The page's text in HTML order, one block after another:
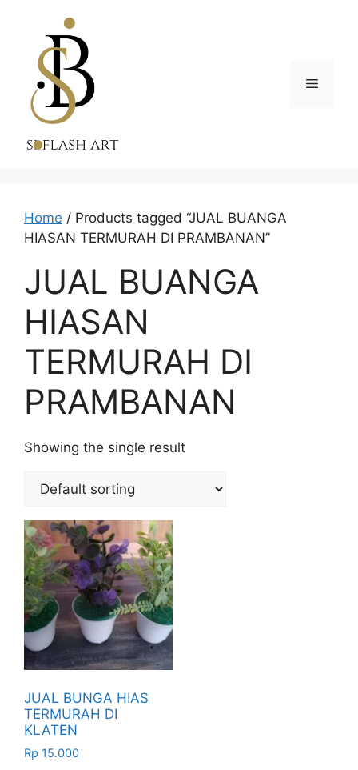
content
Menu
Home / Products tagged “JUAL BUANGA
HIASAN TERMURAH DI PRAMBANAN”
JUAL BUANGA
HIASAN
TERMURAH DI
PRAMBANAN
Showing the single result
JUAL BUNGA HIAS
TERMURAH DI
KLATEN
Rp 15.000